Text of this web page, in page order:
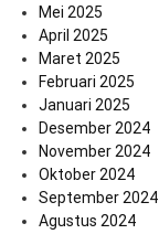
Mei 2025
April 2025
Maret 2025
Februari 2025
Januari 2025
Desember 2024
November 2024
Oktober 2024
September 2024
Agustus 2024